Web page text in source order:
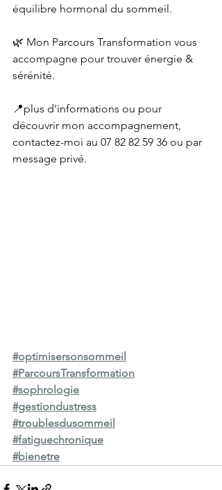
équilibre hormonal du sommeil.
🌿 Mon Parcours Transformation vous
accompagne pour trouver énergie &
sérénité.
📍plus d'informations ou pour
découvrir mon accompagnement,
contactez-moi au 07 82 82 59 36 ou par
message privé.
#optimisersonsommeil
#ParcoursTransformation
#sophrologie
#gestiondustress
#troublesdusommeil
#fatiguechronique
#bienetre